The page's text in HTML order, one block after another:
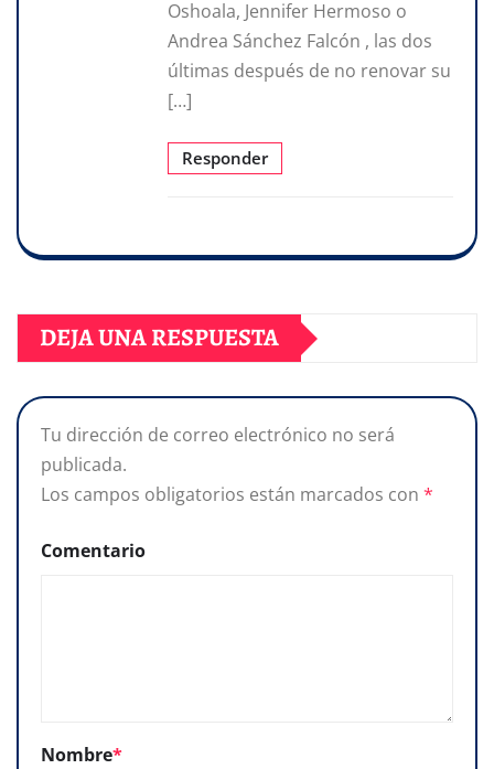
Oshoala, Jennifer Hermoso o
Andrea Sánchez Falcón , las dos
últimas después de no renovar su
[…]
Responder
DEJA UNA RESPUESTA
Tu dirección de correo electrónico no será
publicada.
Los campos obligatorios están marcados con *
Comentario
Nombre*